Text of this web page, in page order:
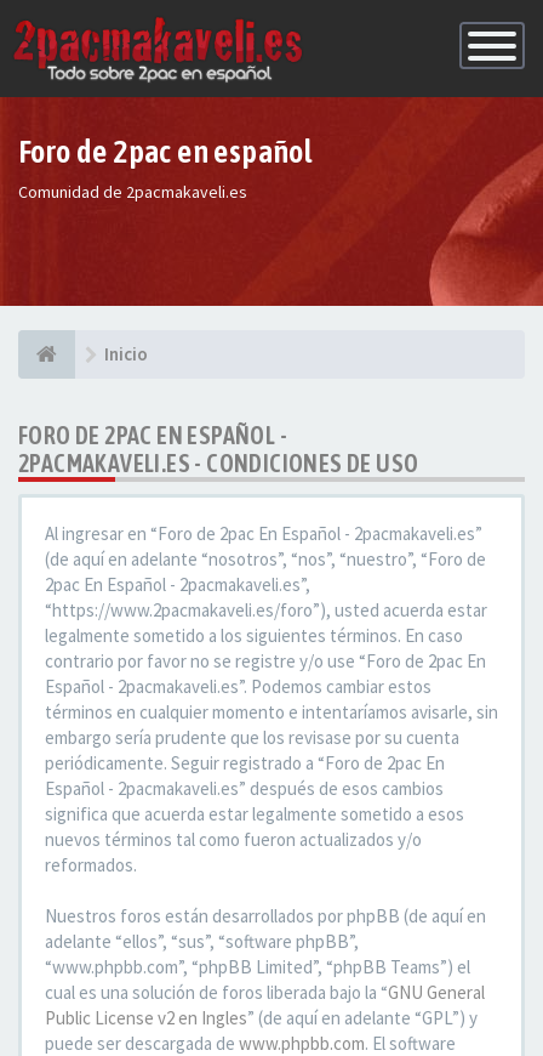
de
Foro de 2pac en español
Comunidad de 2pacmakaveli.es
Inicio
FORO DE 2PAC EN ESPAÑOL -
2PACMAKAVELI.ES - CONDICIONES DE USO
Al ingresar en “Foro de 2pac En Español - 2pacmakaveli.es”
(de aquí en adelante “nosotros”, “nos”, “nuestro”, “Foro de
2pac En Español - 2pacmakaveli.es”,
“https://www.2pacmakaveli.es/foro”), usted acuerda estar
legalmente sometido a los siguientes términos. En caso
contrario por favor no se registre y/o use “Foro de 2pac En
Español - 2pacmakaveli.es”. Podemos cambiar estos
términos en cualquier momento e intentaríamos avisarle, sin
embargo sería prudente que los revisase por su cuenta
periódicamente. Seguir registrado a “Foro de 2pac En
Español - 2pacmakaveli.es” después de esos cambios
significa que acuerda estar legalmente sometido a esos
nuevos términos tal como fueron actualizados y/o
reformados.
Nuestros foros están desarrollados por phpBB (de aquí en
adelante “ellos”, “sus”, “software phpBB”,
“www.phpbb.com”, “phpBB Limited”, “phpBB Teams”) el
cual es una solución de foros liberada bajo la “GNU General
Public License v2 en Ingles” (de aquí en adelante “GPL”) y
puede ser descargada de www.phpbb.com. El software